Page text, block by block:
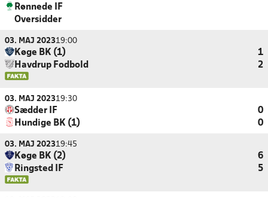
Rønnede IF
Oversidder
03. MAJ 202319:00
Køge BK (1)
1
Havdrup Fodbold
2
03. MAJ 202319:30
Sædder IF
0
Hundige BK (1)
0
03. MAJ 202319:45
Køge BK (2)
6
Ringsted IF
5